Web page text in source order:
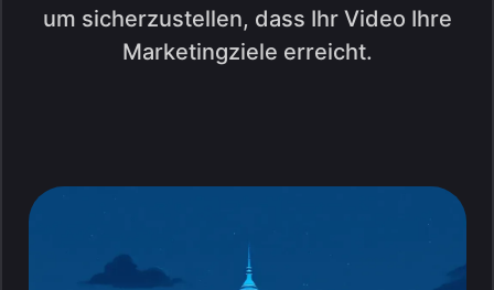
um sicherzustellen, dass Ihr Video Ihre
Marketingziele erreicht.